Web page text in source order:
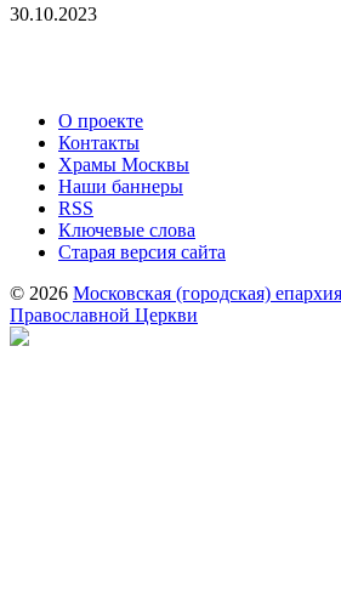
30.10.2023
О проекте
Контакты
Храмы Москвы
Наши баннеры
RSS
Ключевые слова
Старая версия сайта
© 2026 Московская (городская)
Православной Церкви